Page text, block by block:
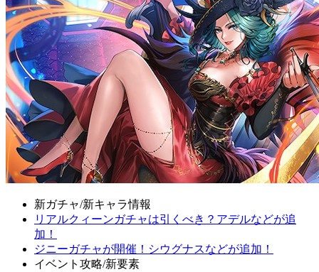
新ガチャ/新キャラ情報
リアルクィーンガチャは引くべき？アデルなどが追
加！
ジニーガチャが開催！シウグナスなどが追加！
イベント攻略/新要素